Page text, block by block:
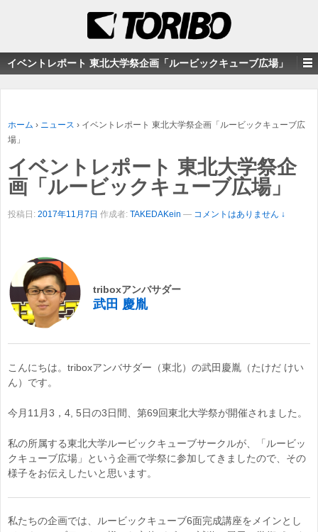
イベントレポート 東北大学祭企画「ルービックキューブ広場」
ホーム › ニュース › イベントレポート 東北大学祭企画「ルービックキューブ広
場」
イベントレポート 東北大学祭企
画「ルービックキューブ広場」
投稿日: 2017年11月7日 作成者: TAKEDAKein — コメントはありません ↓
triboxアンバサダー
武田 慶胤
こんにちは。triboxアンバサダー（東北）の武田慶胤（たけだ けい
ん）です。
今月11月3，4, 5日の3日間、第69回東北大学祭が開催されました。
私の所属する東北大学ルービックキューブサークルが、「ルービッ
クキューブ広場」という企画で学祭に参加してきましたので、その
様子をお伝えしたいと思います。
私たちの企画では、ルービックキューブ6面完成講座をメインとし